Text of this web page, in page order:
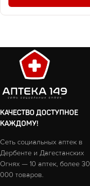
КАЧЕСТВО ДОСТУПНОЕ
КАЖДОМУ!
Сеть социальных аптек в
Дербенте и Дагестанских
Огнях — 10 аптек, более 30
000 товаров.